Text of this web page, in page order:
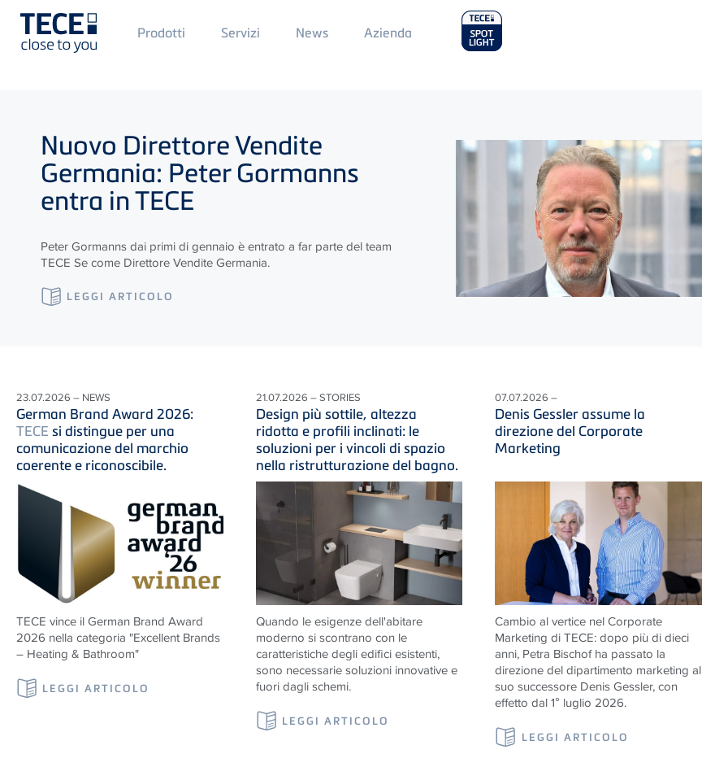
Main
Menü
Prodotti Servizi News Main
Menu
Azienda
Nuovo Direttore Vendite
Germania: Peter Gormanns
entra inTECE
Peter Gormanns dai primi di gennaio è entrato a far parte del team
TECE Se come Direttore Vendite Germania.
LEGGI ARTICOLO
23.07.2026 – NEWS
German Brand Award 2026:
TECE si distingue per una
comunicazione del marchio
coerente e riconoscibile.
TECE vince il German Brand Award
2026 nella categoria "Excellent Brands
– Heating & Bathroom"
LEGGI ARTICOLO
21.07.2026 – STORIES
Design più sottile, altezza
ridotta e profili inclinati: le
soluzioni per i vincoli di spazio
nella ristrutturazione del bagno.
Quando le esigenze dell'abitare
moderno si scontrano con le
caratteristiche degli edifici esistenti,
sono necessarie soluzioni innovative e
fuori dagli schemi.
LEGGI ARTICOLO
07.07.2026 –
Denis Gessler assume la
direzione del Corporate
Marketing
Cambio al vertice nel Corporate
Marketing diTECE: dopo più di dieci
anni, Petra Bischof ha passato la
direzione del dipartimento marketing al
suo successore Denis Gessler, con
effetto dal 1° luglio 2026.
LEGGI ARTICOLO